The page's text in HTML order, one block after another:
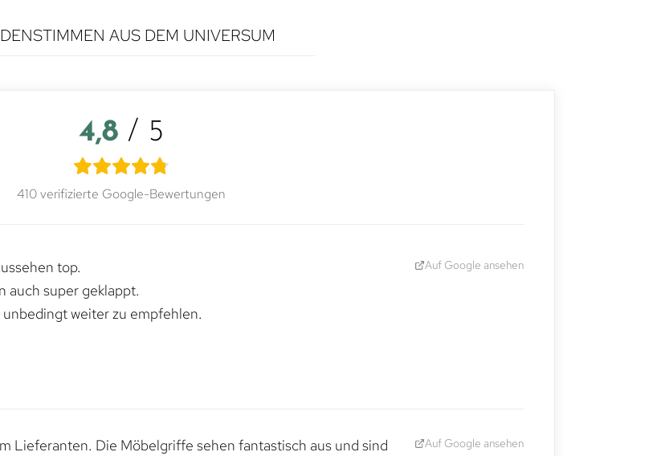
AUS DEM UNIVERSUM
4,8 / 5
410 verifizierte Google-Bewertungen
top.
auch super geklappt.
weiter zu empfehlen.
Auf Google ansehen
Lieferanten. Die Möbelgriffe sehen fantastisch aus und sind
Auf Google ansehen